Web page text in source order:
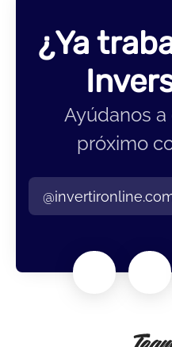
¿Ya
Ayúdanos
próximo